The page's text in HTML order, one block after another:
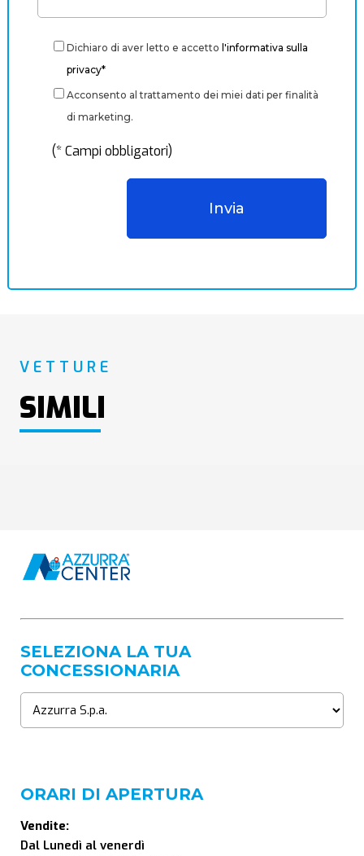
Dichiaro di aver letto e accetto l'informativa sulla
privacy*
Acconsento al trattamento dei miei dati per finalità
di marketing.
(* Campi obbligatori)
VETTURE
SIMILI
SELEZIONA LA TUA
CONCESSIONARIA
ORARI DI APERTURA
Vendite:
Dal Lunedì al venerdì